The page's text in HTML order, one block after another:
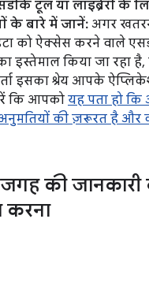
टूल या लाइब्रेरी के
के बारे में जानें: अगर
को ऐक्सेस करने वाले
का इस्तेमाल किया जा रहा
इसका श्रेय आपके
कि आपकोयह पता हो
की ज़रूरत है और
की जानकारी